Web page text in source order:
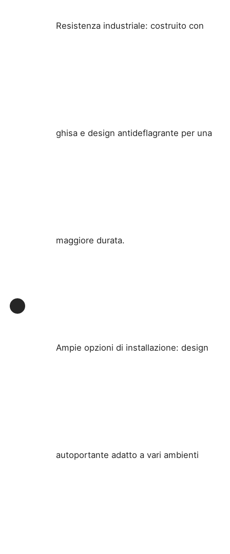
Resistenza industriale: costruito con
ghisa e design antideflagrante per una
maggiore durata.
Ampie opzioni di installazione: design
autoportante adatto a vari ambienti